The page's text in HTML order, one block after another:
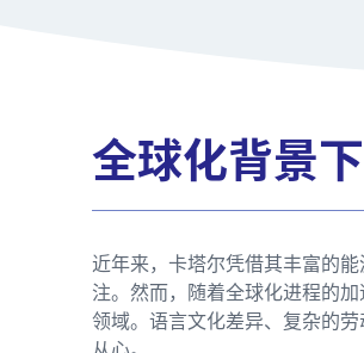
全球化背景
近年来，卡塔尔凭借其丰富的
注。然而，随着全球化进程的
领域。语言文化差异、复杂的